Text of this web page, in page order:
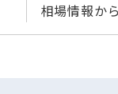
相場情報か